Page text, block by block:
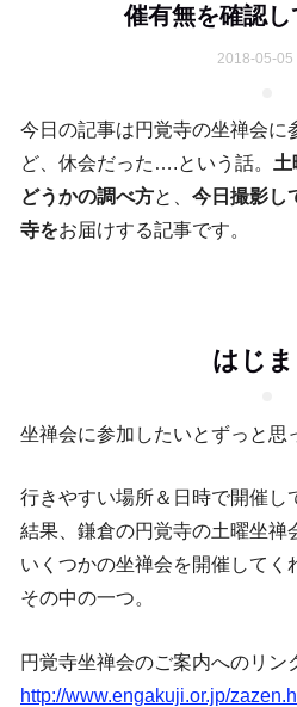
催有無を確認し
2018-05-05
今日の記事は円覚寺の坐禅会に
ど、休会だった….という話。 土
どうかの調べ方と、 今日撮影し
寺をお届けする記事です。
はじま
坐禅会に参加したいとずっと思
行きやすい場所＆日時で開催し
結果、鎌倉の円覚寺の土曜坐禅
いくつかの坐禅会を開催してく
その中の一つ。
円覚寺坐禅会のご案内へのリン
http://www.engakuji.or.jp/